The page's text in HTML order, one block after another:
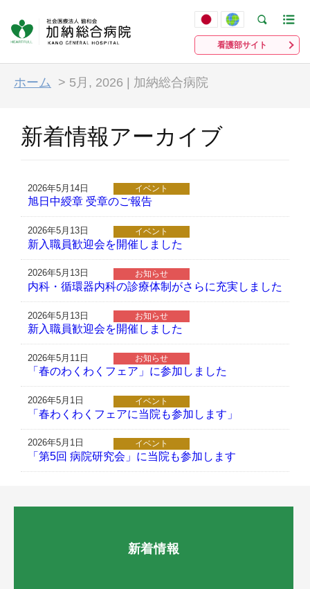
看護部サイト
ホーム > 5月, 2026 | 加納総合病院
新着情報アーカイブ
2026年5月14日 イベント
旭日中綬章 受章のご報告
2026年5月13日 イベント
新入職員歓迎会を開催しました
2026年5月13日 お知らせ
内科・循環器内科の診療体制がさらに充実しました
2026年5月13日 お知らせ
新入職員歓迎会を開催しました
2026年5月11日 お知らせ
「春のわくわくフェア」に参加しました
2026年5月1日 イベント
「春わくわくフェアに当院も参加します」
2026年5月1日 イベント
「第5回 病院研究会」に当院も参加します
新着情報